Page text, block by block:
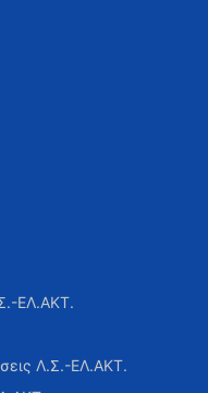
ΕΛ.ΑΚΤ.
Λ.Σ.-ΕΛ.ΑΚΤ.